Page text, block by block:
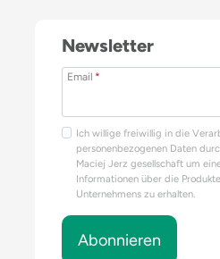
Newsletter
Email *
Ich willige freiwillig in die
personenbezogenen Daten
Maciej Jerz gesellschaft um
Informationen über die
Unternehmens zu erhalten.
Abonnieren